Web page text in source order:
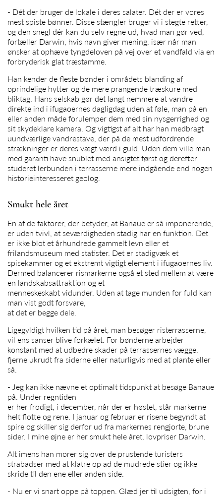
- Dét der bruger de lokale i deres salater. Dét der er vores
mest spiste bønner. Disse stængler bruger vi i stegte retter,
og den snegl dér kan du selv regne ud, hvad man gør ved,
fortæller Darwin, hvis navn giver mening, især når man
ønsker at ophæve tyngdeloven på vej over et vandfald via en
forbryderisk glat træstamme.
Han kender de fleste bønder i områdets blanding af
oprindelige hytter og de mere prangende træskure med
bliktag. Hans selskab gør det langt nemmere at vandre
direkte ind i ifugaoernes dagligdag uden at føle, man på en
eller anden måde forulemper dem med sin nysgerrighed og
sit skydeklare kamera. Og vigtigst af alt har han medbragt
uundværlige vandrestave, der på de mest udfordrende
strækninger er deres vægt værd i guld. Uden dem ville man
med garanti have snublet med ansigtet først og derefter
studeret lerbunden i terrasserne mere indgående end nogen
historieinteresseret geolog.
Smukt hele året
En af de faktorer, der betyder, at Banaue er så imponerende,
er uden tvivl, at seværdigheden stadig har en funktion. Det
er ikke blot et århundrede gammelt levn eller et
frilandsmuseum med statister. Det er stadigvæk et
spisekammer og et ekstremt vigtigt element i ifugaoernes liv.
Dermed balancerer rismarkerne også et sted mellem at være
en landskabsattraktion og et
menneskeskabt vidunder. Uden at tage munden for fuld kan
man vist godt forsvare,
at det er begge dele.
Ligegyldigt hvilken tid på året, man besøger risterrasserne,
vil ens sanser blive forkælet. For bønderne arbejder
konstant med at udbedre skader på terrassernes vægge,
fjerne ukrudt fra siderne eller naturligvis med at plante eller
så.
- Jeg kan ikke nævne et optimalt tidspunkt at besøge Banaue
på. Under regntiden
er her frodigt, i december, når der er høstet, står markerne
helt flotte og rene. I januar og februar er risene begyndt at
spire og skiller sig derfor ud fra markernes rengjorte, brune
sider. I mine øjne er her smukt hele året, lovpriser Darwin.
Alt imens han morer sig over de prustende turisters
strabadser med at klatre op ad de mudrede stier og ikke
skride til den ene eller anden side.
- Nu er vi snart oppe på toppen. Glæd jer til udsigten, for i